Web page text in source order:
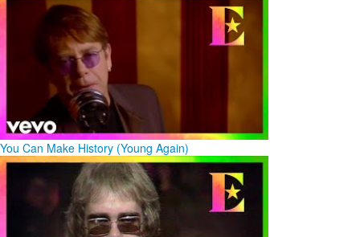
You Can Make History (Young Again)